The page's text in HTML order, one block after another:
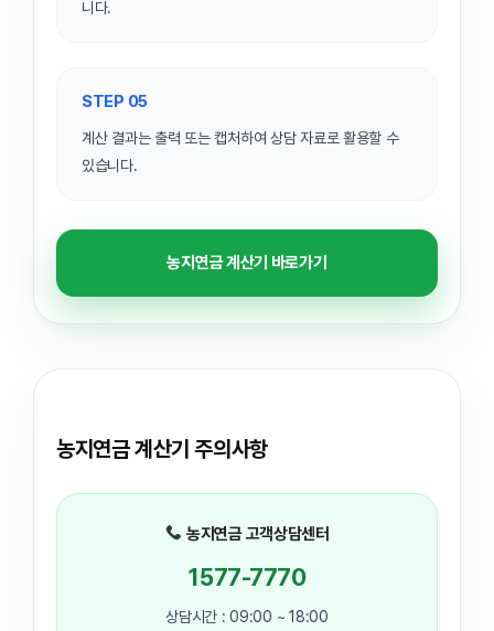
니다.
STEP 05
계산 결과는 출력 또는 캡처하여 상담 자료로 활용할 수
있습니다.
농지연금 계산기 바로가기
농지연금 계산기 주의사항
농지연금 고객상담센터
1577-7770
상담시간 : 09:00 ~ 18:00